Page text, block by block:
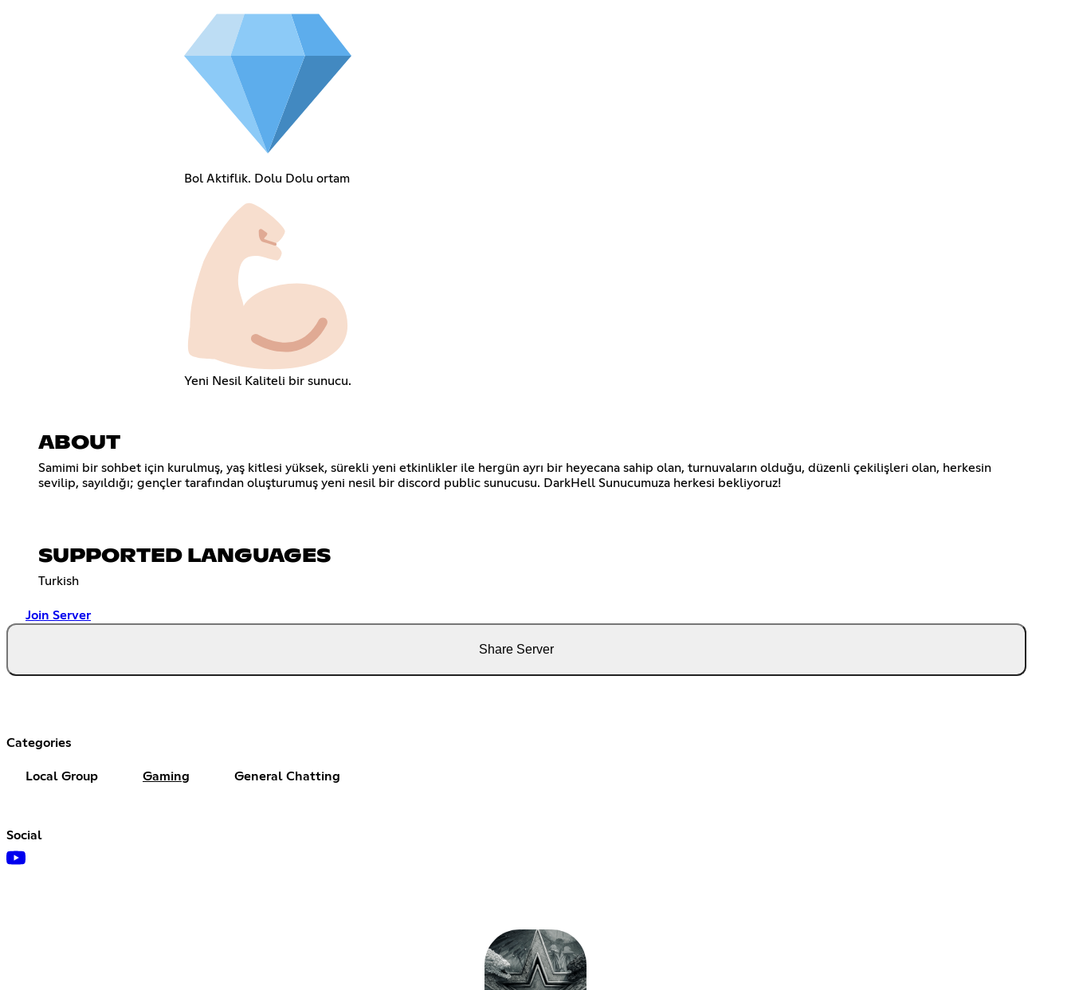
Bol Aktiflik. Dolu Dolu ortam
Yeni Nesil Kaliteli bir sunucu.
ABOUT
Samimi bir sohbet için kurulmuş, yaş kitlesi yüksek, sürekli yeni etkinlikler ile hergün ayrı bir heyecana sahip olan, turnuvaların olduğu, düzenli çekilişleri olan, herkesin
sevilip, sayıldığı; gençler tarafından oluşturumuş yeni nesil bir discord public sunucusu. DarkHell Sunucumuza herkesi bekliyoruz!
SUPPORTED LANGUAGES
Turkish
Join Server
Share Server
Categories
Local Group Gaming General Chatting
Social